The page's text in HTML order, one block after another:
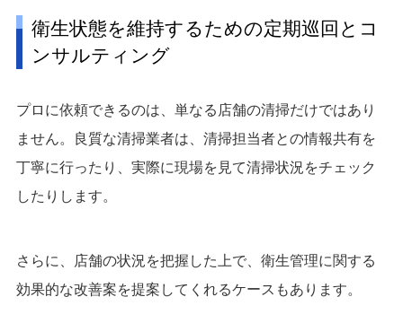
衛生状態を維持するための定期巡回とコ
ンサルティング
プロに依頼できるのは、単なる店舗の清掃だけではあり
ません。良質な清掃業者は、清掃担当者との情報共有を
丁寧に行ったり、実際に現場を見て清掃状況をチェック
したりします。
さらに、店舗の状況を把握した上で、衛生管理に関する
効果的な改善案を提案してくれるケースもあります。